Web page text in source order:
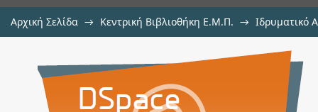
Αρχική Σελίδα → Κεντρική Βιβλιοθήκη Ε.Μ.Π. → Ιδρυματικό
Ενεργειακό οικονομικό μοντέλο